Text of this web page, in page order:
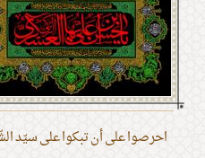
احرصوا على أن تبكوا على سيّد